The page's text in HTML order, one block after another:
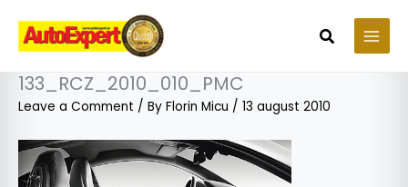
content
Search
133_RCZ_2010_010_PMC
Leave a Comment / By Florin Micu / 13 august 2010